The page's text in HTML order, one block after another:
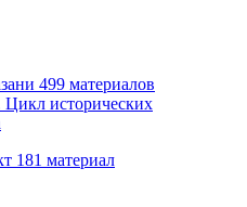
499 материалов
исторических
181 материал